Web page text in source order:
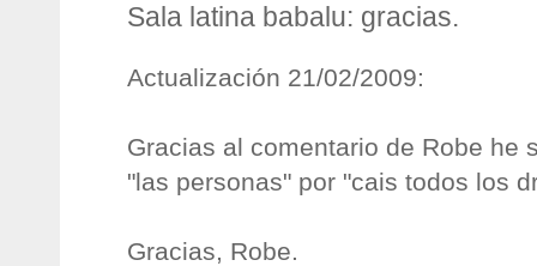
Sala latina babalu: gracias.
Actualización 21/02/2009:
Gracias al comentario de Robe he
"las personas" por "cais todos los
Gracias, Robe.